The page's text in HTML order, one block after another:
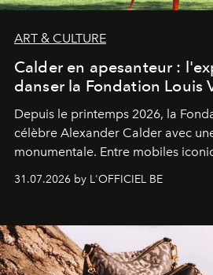
ART & CULTURE
Calder en apesanteur :
danser la Fondation Louis
Depuis le printemps 2026, la
célèbre Alexander Calder avec
monumentale. Entre mobiles
américain investit les espaces
sculpture.
31.07.2026 by L'OFFICIEL BE